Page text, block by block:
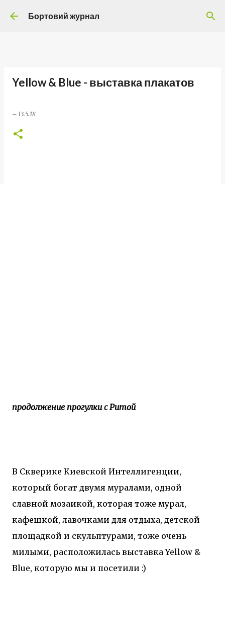
Перейти до основного вмісту
Бортовий журнал
Yellow & Blue - выставка плакатов
– 13.5.18
продолжение прогулки с Ритой
В Скверике Киевской Интеллигенции,
который богат двумя муралами, одной
славной мозаикой, которая тоже мурал,
кафешкой, лавочками для отдыха, детской
площадкой и скульптурами, тоже очень
милыми, расположилась выставка Yellow &
Blue, которую мы и посетили :)